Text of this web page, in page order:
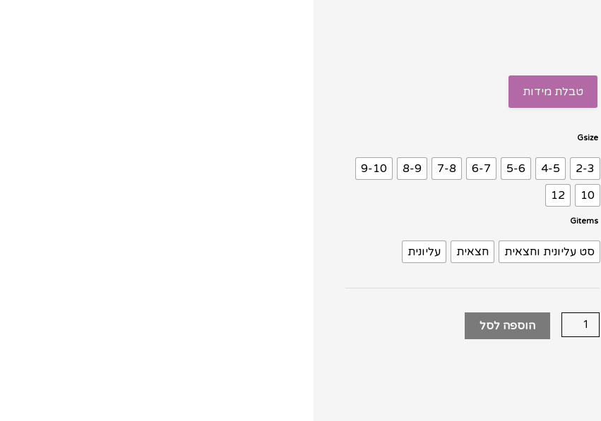
טבלת מידות
Gsize
2-3
4-5
5-6
6-7
7-8
8-9
9-10
10
12
Gitems
סט עליונית וחצאית חצאית עליונית
כמות
חצאית
בורקד
זהב
שמנת
ועליונית
זהב
הוספה לסל